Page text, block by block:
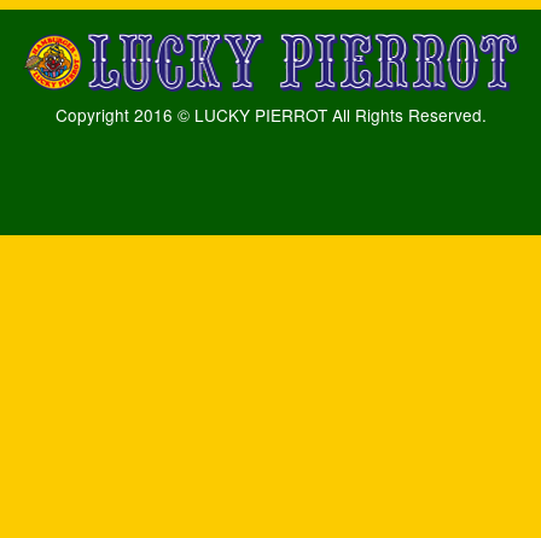
Copyright 2016 © LUCKY PIERROT All Rights Reserved.